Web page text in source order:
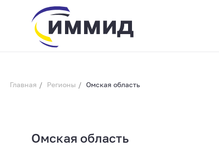
info@immid.ru
Главная / Регионы / Омская область
Омская область